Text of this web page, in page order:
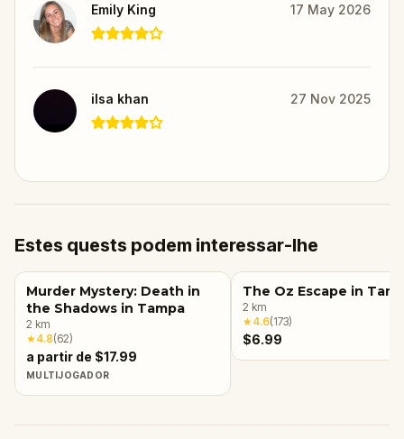
Emily King 17 May 2026
ilsa khan 27 Nov 2025
Estes quests podem interessar-lhe
Murder Mystery: Death in
the Shadows in Tampa
2 km
★4.8(62)
a partir de $17.99
MULTIJOGADOR
The Oz Escape in
2 km
★4.6(173)
$6.99